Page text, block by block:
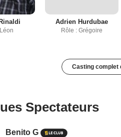
Adrien Hurdubae
Rôle : Grégoire
Casting complet
Spectateurs
Benito G